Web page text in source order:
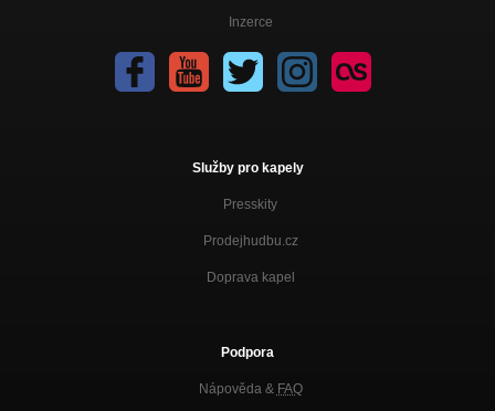
Inzerce
Služby pro kapely
Presskity
Prodejhudbu.cz
Doprava kapel
Podpora
Nápověda & FAQ